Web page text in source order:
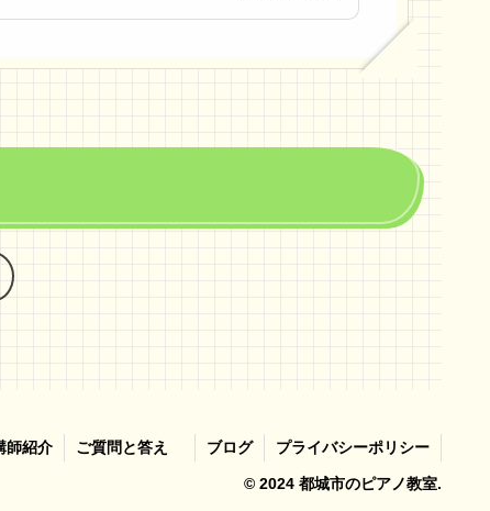
師紹介 ご質問と答え ブログ プライバシーポリシー
© 2024 都城市のピアノ教室.